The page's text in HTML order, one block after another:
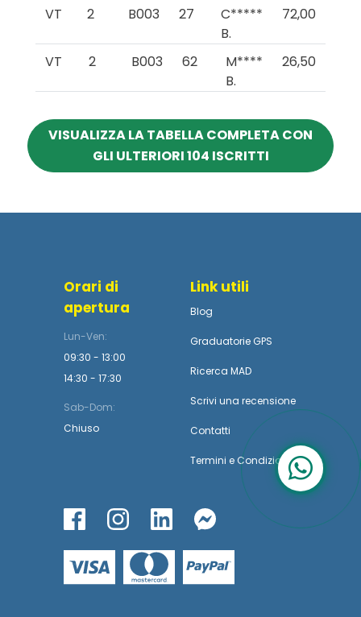
VT 2 B003 27
C*****
B.
72,00
VT 2 B003 62
M****
B.
26,50
VISUALIZZA LA TABELLA COMPLETA CON
GLI ULTERIORI 104 ISCRITTI
Orari di
apertura
Lun-Ven:
09:30 - 13:00
14:30 - 17:30
Sab-Dom:
Chiuso
Link utili
Blog
Graduatorie GPS
Ricerca MAD
Scrivi una recensione
Contatti
Termini e Condizioni